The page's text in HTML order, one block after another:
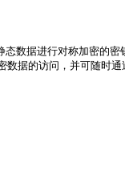
行对称加密的密钥
据的访问，并可随时通